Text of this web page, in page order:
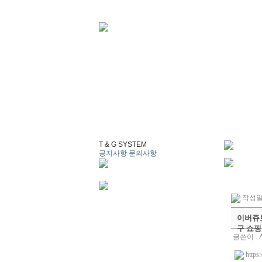
T & G SYSTEM
공지사항 문의사항
작성
이버쥬
구 쇼
글쓴이 :